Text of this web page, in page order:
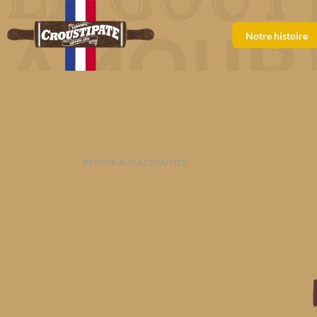
Notre histoire
RETOUR AUX ACTUALITÉS